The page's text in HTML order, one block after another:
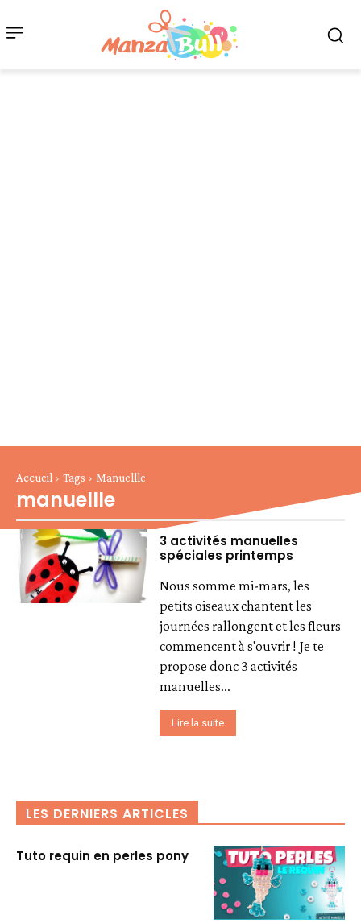
Accueil Tags Manuellle
manuellle
3 activités manuelles
spéciales printemps
Nous somme mi-mars, les
petits oiseaux chantent les
journées rallongent et les fleurs
commencent à s'ouvrir ! Je te
propose donc 3 activités
manuelles...
Lire la suite
LES DERNIERS ARTICLES
Tuto requin en perles pony